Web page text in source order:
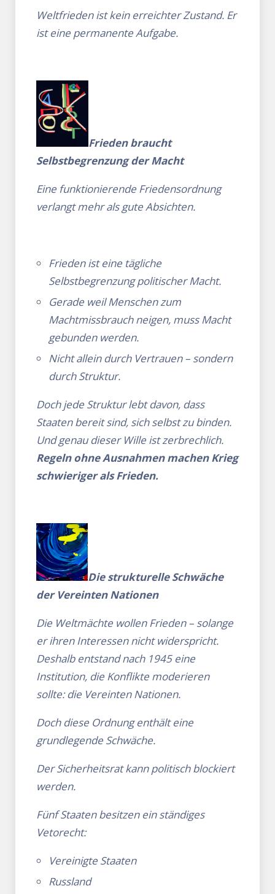
Weltfrieden ist kein erreichter Zustand. Er
ist eine permanente Aufgabe.
Frieden braucht
Selbstbegrenzung der Macht
Eine funktionierende Friedensordnung
verlangt mehr als gute Absichten.
Frieden ist eine tägliche
Selbstbegrenzung politischer Macht.
Gerade weil Menschen zum
Machtmissbrauch neigen, muss Macht
gebunden werden.
Nicht allein durch Vertrauen – sondern
durch Struktur.
Doch jede Struktur lebt davon, dass
Staaten bereit sind, sich selbst zu binden.
Und genau dieser Wille ist zerbrechlich.
Regeln ohne Ausnahmen machen Krieg
schwieriger als Frieden.
Die strukturelle Schwäche
der Vereinten Nationen
Die Weltmächte wollen Frieden – solange
er ihren Interessen nicht widerspricht.
Deshalb entstand nach 1945 eine
Institution, die Konflikte moderieren
sollte: die Vereinten Nationen.
Doch diese Ordnung enthält eine
grundlegende Schwäche.
Der Sicherheitsrat kann politisch blockiert
werden.
Fünf Staaten besitzen ein ständiges
Vetorecht:
Vereinigte Staaten
Russland